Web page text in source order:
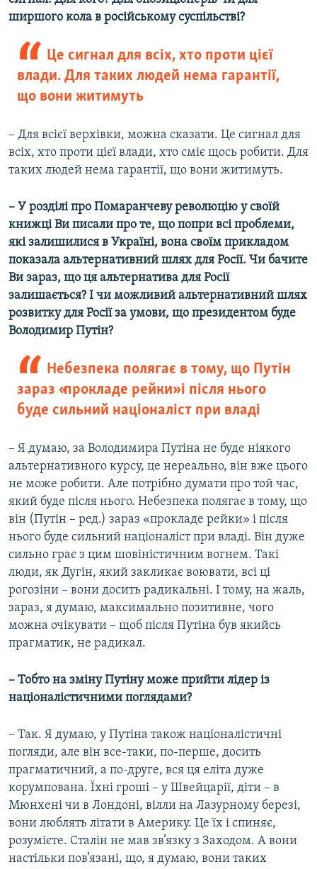
ширшого кола в російському суспільстві?
Це сигнал для всіх, хто проти цієї
влади. Для таких людей нема гарантії,
що вони житимуть
– Для всієї верхівки, можна сказати. Це сигнал для
всіх, хто проти цієї влади, хто сміє щось робити. Для
таких людей нема гарантії, що вони житимуть.
– У розділі про Помаранчеву революцію у своїй
книжці Ви писали про те, що попри всі проблеми,
які залишилися в Україні, вона своїм прикладом
показала альтернативний шлях для Росії. Чи бачите
Ви зараз, що ця альтернатива для Росії
залишається? І чи можливий альтернативний шлях
розвитку для Росії за умови, що президентом буде
Володимир Путін?
Небезпека полягає в тому, що Путін
зараз «прокладе рейки» і після нього
буде сильний націоналіст при владі
– Я думаю, за Володимира Путіна не буде ніякого
альтернативного курсу, це нереально, він вже цього
не може робити. Але потрібно думати про той час,
який буде після нього. Небезпека полягає в тому, що
він (Путін – ред.) зараз «прокладе рейки» і після
нього буде сильний націоналіст при владі. Він дуже
сильно грає з цим шовіністичним вогнем. Такі
люди, як Дугін, який закликає воювати, всі ці
рогозіни – вони досить радикальні. І тому, на жаль,
зараз, я думаю, максимально позитивне, чого
можна очікувати – щоб після Путіна був якийсь
прагматик, не радикал.
– Тобто на зміну Путіну може прийти лідер із
націоналістичними поглядами?
– Так. Я думаю, у Путіна також націоналістичні
погляди, але він все-таки, по-перше, досить
прагматичний, а по-друге, вся ця еліта дуже
корумпована. Їхні гроші – у Швейцарії, діти – в
Мюнхені чи в Лондоні, вілли на Лазурному березі,
вони люблять літати в Америку. Це їх і спиняє,
розумієте. Сталін не мав зв’язку з Заходом. А вони
настільки пов’язані, що, я думаю, вони таких